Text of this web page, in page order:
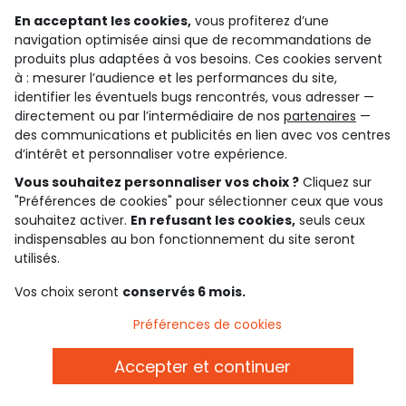
carte cadeau
des tonnes de possibilités !
livraison
gratuite dès 10€ d'achats
paiement sécurisé
par cb, paypal ou carte cadeau
Gardez le contact avec Tape à l’Oeil, inscrivez-
vous à la newsletter !
En acceptant les cookies, vous profiterez d’une
navigation optimisée ainsi que de recommandations de
produits plus adaptées à vos besoins. Ces cookies servent
à : mesurer l’audience et les performances du site,
identifier les éventuels bugs rencontrés, vous adresser —
directement ou par l’intermédiaire de nos partenaires —
des communications et publicités en lien avec vos centres
d’intérêt et personnaliser votre expérience.
Vous souhaitez personnaliser vos choix ? Cliquez sur
"Préférences de cookies" pour sélectionner ceux que vous
souhaitez activer. En refusant les cookies, seuls ceux
indispensables au bon fonctionnement du site seront
utilisés.
Vos choix seront conservés 6 mois.
Préférences de cookies
Accepter et continuer